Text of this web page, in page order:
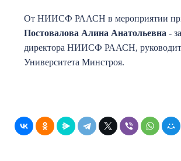
От НИИСФ РААСН в мероприятии
Постовалова Алина Анатольевна -
директора НИИСФ РААСН,
Университета Минстроя.